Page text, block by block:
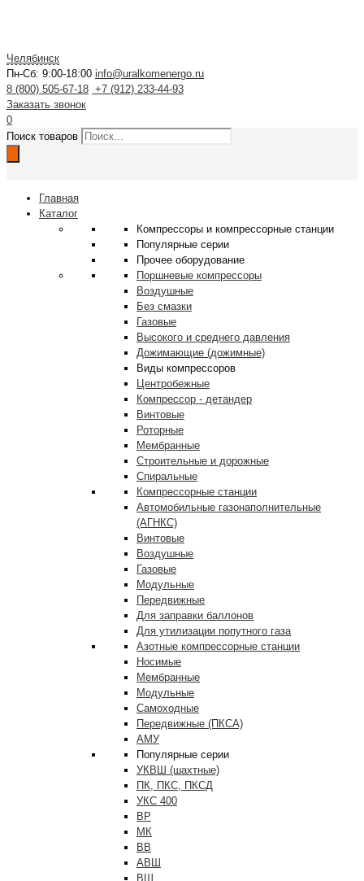
Челябинск
Пн-Сб: 9:00-18:00 info@uralkomenergo.ru
8 (800) 505-67-18 +7 (912) 233-44-93
Заказать звонок
0
Поиск товаров
Главная
Каталог
Компрессоры и компрессорные станции
Популярные серии
Прочее оборудование
Поршневые компрессоры
Воздушные
Без смазки
Газовые
Высокого и среднего давления
Дожимающие (дожимные)
Виды компрессоров
Центробежные
Компрессор - детандер
Винтовые
Роторные
Мембранные
Строительные и дорожные
Спиральные
Компрессорные станции
Автомобильные газонаполнительные
(АГНКС)
Винтовые
Воздушные
Газовые
Модульные
Передвижные
Для заправки баллонов
Для утилизации попутного газа
Азотные компрессорные станции
Носимые
Мембранные
Модульные
Самоходные
Передвижные (ПКСА)
АМУ
Популярные серии
УКВШ (шахтные)
ПК, ПКС, ПКСД
УКС 400
ВР
МК
ВВ
АВШ
ВШ